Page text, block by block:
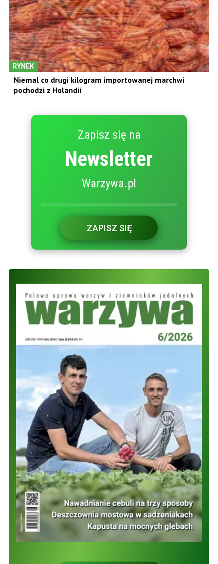
RYNEK
Niemal co drugi kilogram importowanej marchwi
pochodzi z Holandii
Zapisz się na
Newsletter
Warzywa.pl
ZAPISZ SIĘ